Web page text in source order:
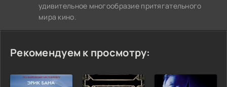
удивительное многообразие притягательного
мира кино.
Рекомендуем к просмотру: